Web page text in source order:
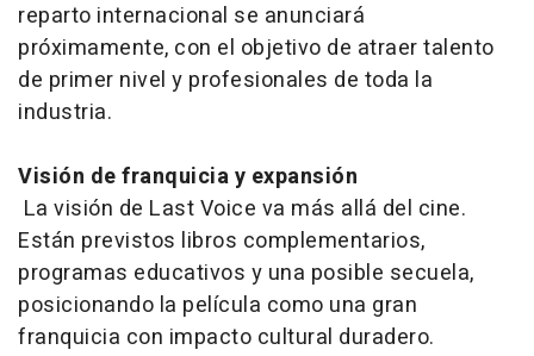
reparto internacional se anunciará
próximamente, con el objetivo de atraer talento
de primer nivel y profesionales de toda la
industria.
Visión de franquicia y expansión
La visión de Last Voice va más allá del cine.
Están previstos libros complementarios,
programas educativos y una posible secuela,
posicionando la película como una gran
franquicia con impacto cultural duradero.